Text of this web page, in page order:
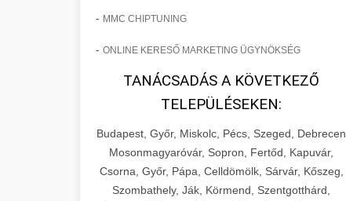
- MMC CHIPTUNING
- ONLINE KERESŐ MARKETING ÜGYNÖKSÉG
TANÁCSADÁS A KÖVETKEZŐ
TELEPÜLÉSEKEN:
Budapest, Győr, Miskolc, Pécs, Szeged, Debrecen
Mosonmagyaróvár, Sopron, Fertőd, Kapuvár,
Csorna, Győr, Pápa, Celldömölk, Sárvár, Kőszeg,
Szombathely, Ják, Körmend, Szentgotthárd,